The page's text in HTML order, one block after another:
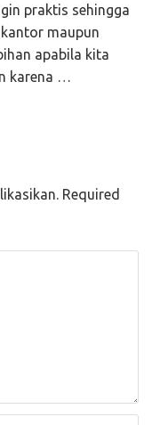
praktis sehingga
maupun
apabila kita
karena …
Required